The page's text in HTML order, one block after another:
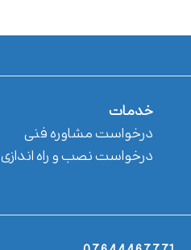
خدمات
درخواست مشاوره فنی
درخواست نصب و راه اندازی